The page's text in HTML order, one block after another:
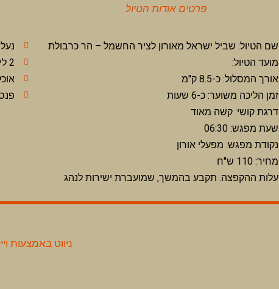
פרטים אודות הטיול
שם הטיול: שביל ישראל מאורון לציר החשמל – הר כרבולת
מועד הטיול:
אורך המסלול: כ-8.5 ק"מ
זמן הליכה משוער: כ-6 שעות
דרגת קושי: קשה מאוד
שעת מפגש: 06:30
נקודת מפגש: מפעלי אורון
מחיר: 110 ש"ח
עלות ההקפצה: תקבע בהמשך, שמועברת ישירות לנהג
2 ליטר מים ביום חם נדרש 2 ליטר נוספים
ניווט באמצעות